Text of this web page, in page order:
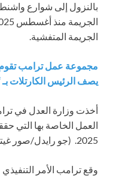
بالنزول إلى شوارع
الجريمة المتفشية.
يصف الرئيس الكارتلات
أخذت وزارة العدل في
2025. (جو رايدل/صور
وقع ترامب الأمر